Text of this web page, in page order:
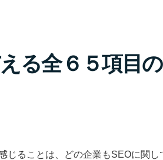
る全６５項目
じることは、どの企業もSEOに関し